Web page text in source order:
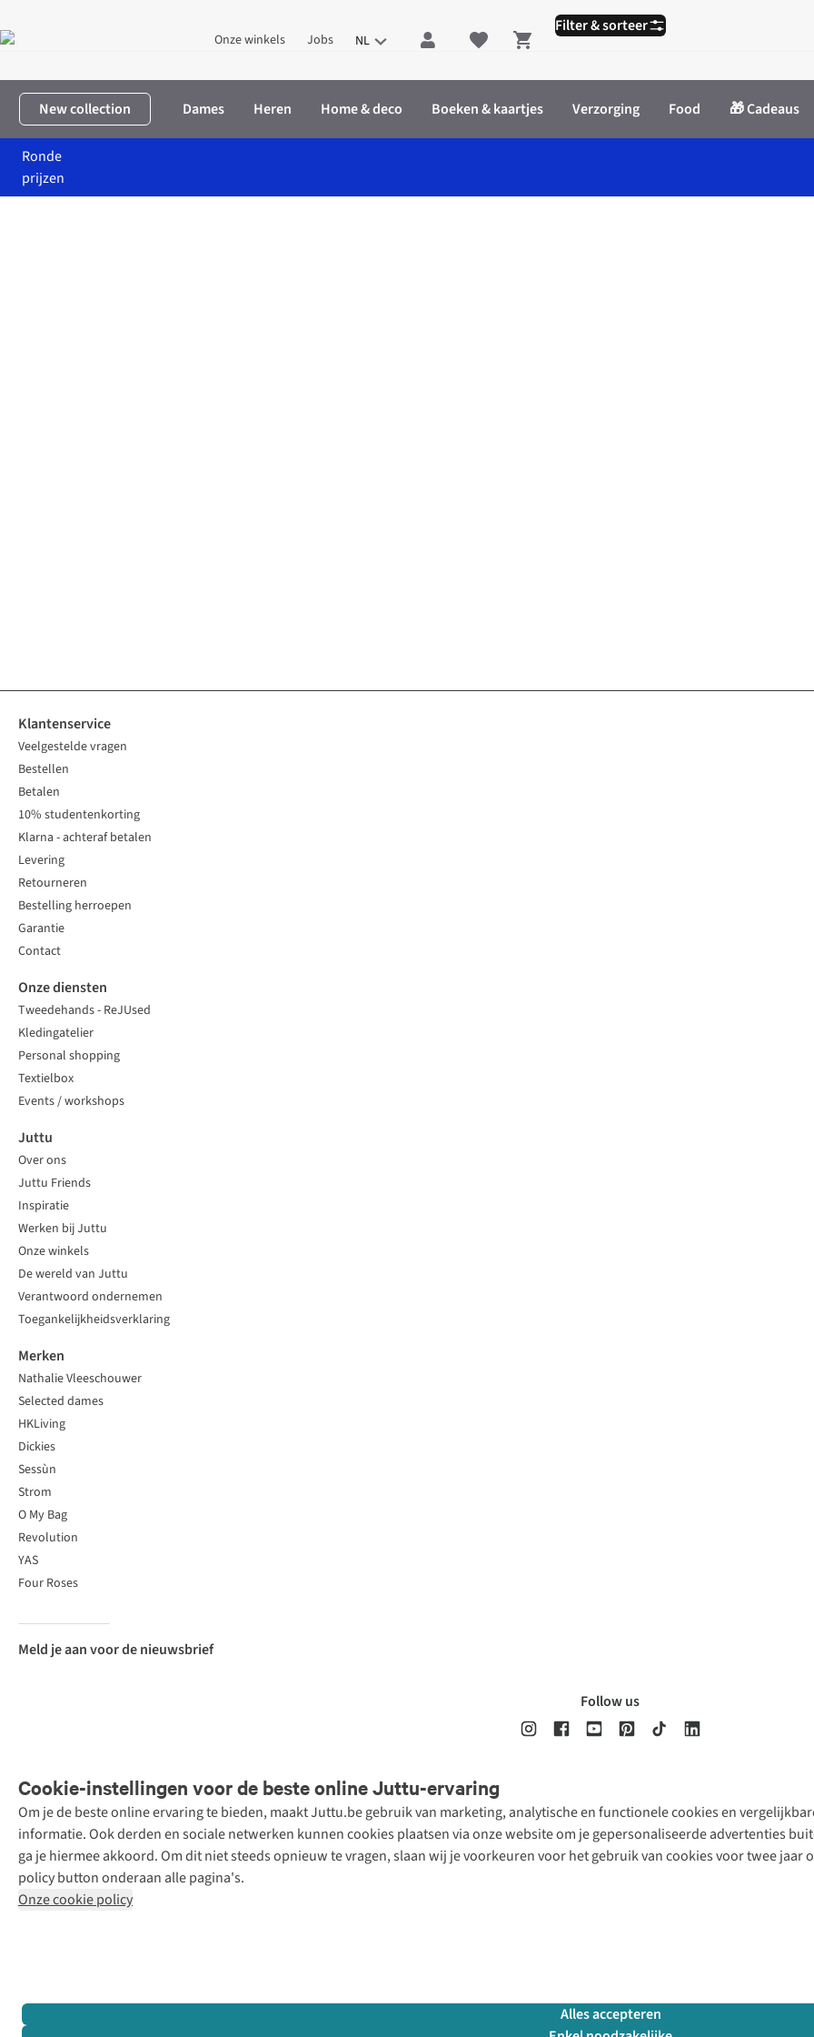
Onze winkels Jobs NL Shopping cart
New collection Dames Heren Home & deco Boeken & kaartjes Verzorging Food 🎁 Cadeaus
Ronde
prijzen
Filter & sorteer
Cookie-instellingen voor de beste online Juttu-ervaring
Om je de beste online ervaring te bieden, maakt Juttu.be gebruik van marketing, analytische en functionele cookies en
informatie. Ook derden en sociale netwerken kunnen cookies plaatsen via onze website om je gepersonaliseerde advertenties
ga je hiermee akkoord. Om dit niet steeds opnieuw te vragen, slaan wij je voorkeuren voor het gebruik van cookies voor twee
policy button onderaan alle pagina's.
Onze cookie policy
Alles accepteren
Klantenservice
Veelgestelde vragen
Bestellen
Betalen
10% studentenkorting
Klarna - achteraf betalen
Levering
Retourneren
Bestelling herroepen
Garantie
Contact
Onze diensten
Tweedehands - ReJUsed
Kledingatelier
Personal shopping
Textielbox
Events / workshops
Juttu
Over ons
Juttu Friends
Inspiratie
Werken bij Juttu
Onze winkels
De wereld van Juttu
Verantwoord ondernemen
Toegankelijkheidsverklaring
Merken
Nathalie Vleeschouwer
Selected dames
HKLiving
Dickies
Sessùn
Strom
O My Bag
Revolution
YAS
Four Roses
Meld je aan voor de nieuwsbrief
Follow us
Disclaimer Privacy Policy
Retail Concepts
N.V.,
Smallandlaan
9, 2660
BTW BE
0416.762.280